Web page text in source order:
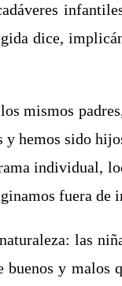
dice,
mismos
hemos sido
individual,
fuera de
las
buenos y malos